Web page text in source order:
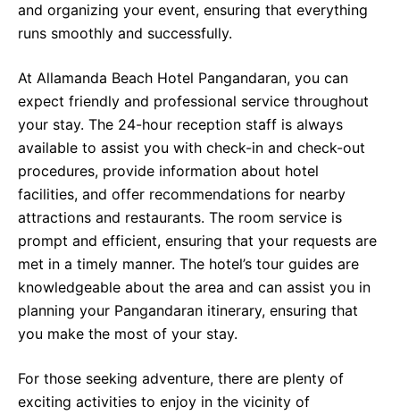
and organizing your event, ensuring that everything
runs smoothly and successfully.
At Allamanda Beach Hotel Pangandaran, you can
expect friendly and professional service throughout
your stay. The 24-hour reception staff is always
available to assist you with check-in and check-out
procedures, provide information about hotel
facilities, and offer recommendations for nearby
attractions and restaurants. The room service is
prompt and efficient, ensuring that your requests are
met in a timely manner. The hotel’s tour guides are
knowledgeable about the area and can assist you in
planning your Pangandaran itinerary, ensuring that
you make the most of your stay.
For those seeking adventure, there are plenty of
exciting activities to enjoy in the vicinity of